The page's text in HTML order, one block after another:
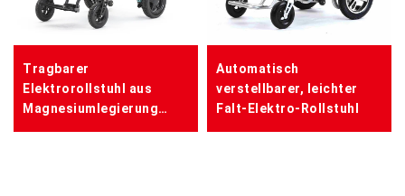
Tragbarer
Elektrorollstuhl aus
Magnesiumlegierung
Automatisch
verstellbarer, leichter
Falt-Elektro-Rollstuhl